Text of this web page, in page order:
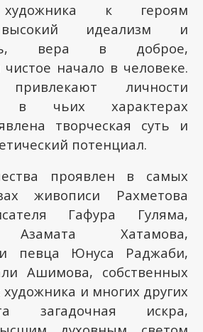
к героям
идеализм и
вера в доброе,
начало в человеке.
личности
в чьих характерах
творческая суть и
потенциал.
проявлен в самых
живописи Рахметова
Гафура Гуляма,
Азамата Хатамова,
и певца Юнуса Раджаби,
Ашимова, собственных
и многих других
загадочная искра,